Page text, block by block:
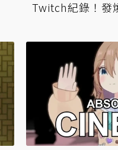
Twitch紀錄！發